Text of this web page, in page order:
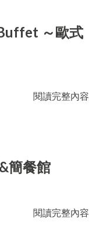
～歐式
閱讀完整內容
簡餐館
閱讀完整內容